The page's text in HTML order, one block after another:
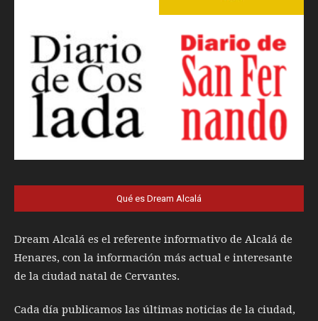
Qué es Dream Alcalá
Dream Alcalá es el referente informativo de Alcalá de
Henares, con la información más actual e interesante
de la ciudad natal de Cervantes.
Cada día publicamos las últimas noticias de la ciudad,